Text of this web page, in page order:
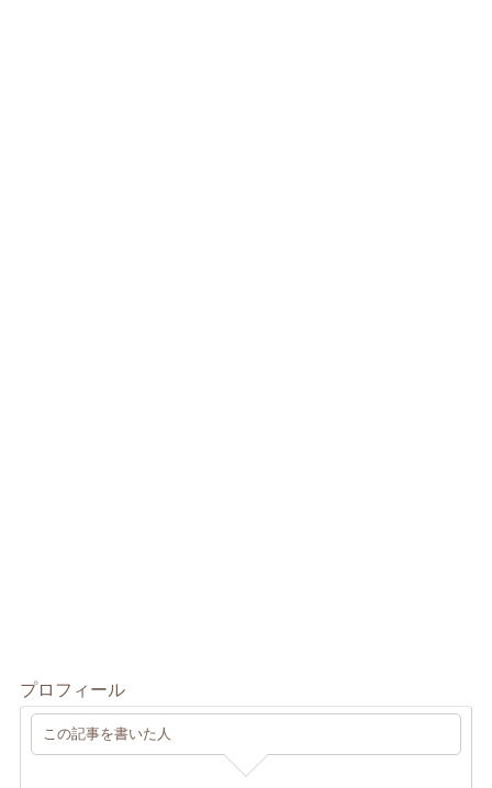
プロフィール
この記事を書いた人